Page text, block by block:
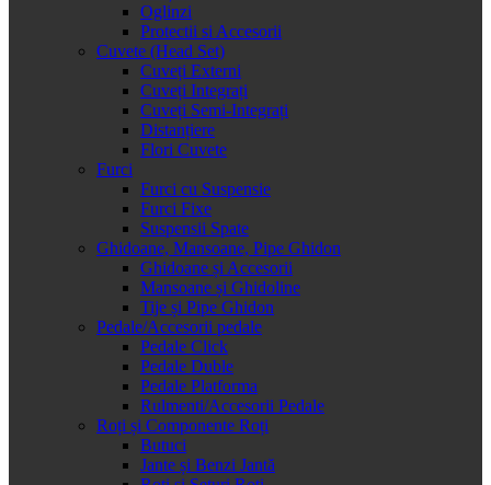
Oglinzi
Protectii si Accesorii
Cuvete (Head Set)
Cuveți Externi
Cuveți Integrați
Cuveți Semi-Integrați
Distanțiere
Flori Cuvete
Furci
Furci cu Suspensie
Furci Fixe
Suspensii Spate
Ghidoane, Mansoane, Pipe Ghidon
Ghidoane și Accesorii
Mansoane și Ghidoline
Tije și Pipe Ghidon
Pedale/Accesorii pedale
Pedale Click
Pedale Duble
Pedale Platforma
Rulmenti/Accesorii Pedale
Roți și Componente Roți
Butuci
Jante și Benzi Jantă